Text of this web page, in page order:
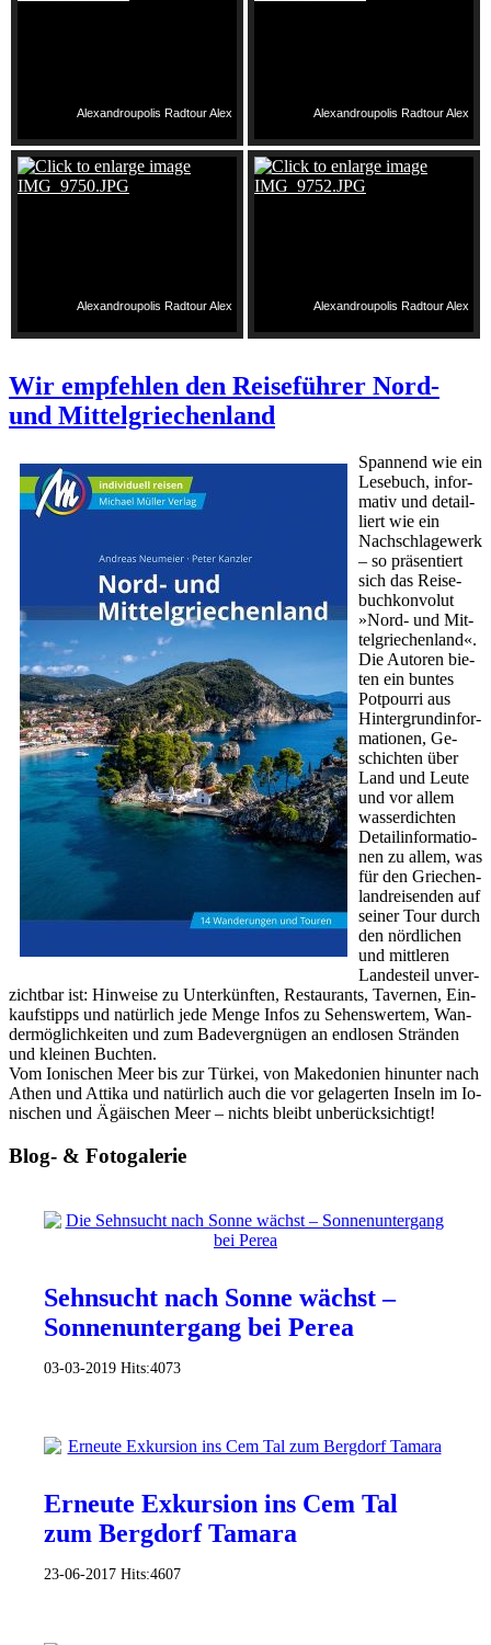
Alexandroupolis Radtour Alex Alexandroupolis Radtour Alex
Alexandroupolis Radtour Alex Alexandroupolis Radtour Alex
Wir empfehlen den Reiseführer Nord-
und Mittelgriechenland
Span­nend wie ein
Le­se­buch, in­for­
ma­tiv und de­tail­
liert wie ein
Nach­schla­ge­werk
– so prä­sen­tiert
sich das Rei­se­
buch­kon­vo­lut
»Nord- und Mit­
tel­grie­chen­land«.
Die Au­to­ren bie­
ten ein bun­tes
Pot­pour­ri aus
Hin­ter­grund­in­for­
ma­tio­nen, Ge­
schich­ten über
Land und Leute
und vor allem
was­ser­dich­ten
De­tail­in­for­ma­tio­
nen zu allem, was
für den Grie­chen­
land­rei­sen­den auf
sei­ner Tour durch
den nörd­li­chen
und mitt­le­ren
Lan­des­teil un­ver­
zicht­bar ist: Hin­wei­se zu Un­ter­künf­ten, Re­stau­rants, Ta­ver­nen, Ein­
kaufs­tipps und na­tür­lich jede Menge Infos zu Se­hens­wer­tem, Wan­
der­mög­lich­kei­ten und zum Ba­de­ver­gnü­gen an end­lo­sen Strän­den
und klei­nen Buch­ten.
Vom Io­ni­schen Meer bis zur Tür­kei, von Ma­ke­do­ni­en hin­un­ter nach
Athen und At­ti­ka und na­tür­lich auch die vor ­ge­la­ger­ten In­seln im Io­
ni­schen und Ägäi­schen Meer – nichts bleibt un­be­rück­sich­tigt!
Blog- & Fotogalerie
Sehnsucht nach Sonne wächst –
Sonnenuntergang bei Perea
03-03-2019 Hits:4073
Erneute Exkursion ins Cem Tal
zum Bergdorf Tamara
23-06-2017 Hits:4607